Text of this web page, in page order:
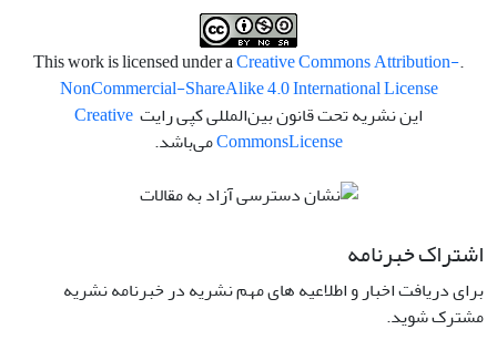
.This work is licensed under a
Creative Commons Attribution-
NonCommercial-ShareAlike 4.0 International License
این نشریه تحت قانون بین‌المللی کپی رایت Creative
CommonsLicense می‌باشد.
اشتراک خبرنامه
برای دریافت اخبار و اطلاعیه های مهم نشریه در خبرنامه نشریه
مشترک شوید.